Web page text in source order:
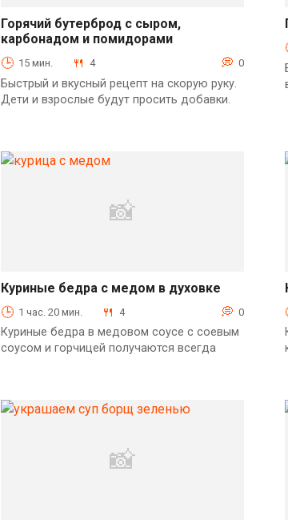
Горячие блюда
Горячий бутерброд с сыром,
карбонадом и помидорами
15 мин. 4 0
Быстрый и вкусный рецепт на скорую руку.
Дети и взрослые будут просить добавки.
Куриные бедра с медом в духовке
1 час. 20 мин. 4 0
Куриные бедра в медовом соусе с соевым
соусом и горчицей получаются всегда